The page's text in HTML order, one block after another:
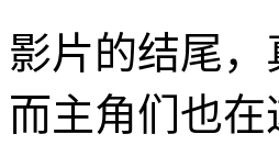
影片的结尾
而主角们也